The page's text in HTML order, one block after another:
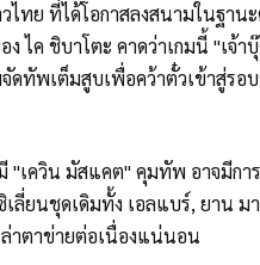
ทย ที่ได้โอกาสลงสนามในฐาน
ไค ชิบาโตะ คาดว่าเกมนี้ "เจ้า
ดทัพเต็มสูบเพื่อคว้าตั๋วเข้าสู่ร
"เควิน มัสแคต" คุมทัพ อาจมีก
ลี่ยนชุดเดิมทั้ง เอลแบร์, ยาน
าตาข่ายต่อเนื่องแน่นอน